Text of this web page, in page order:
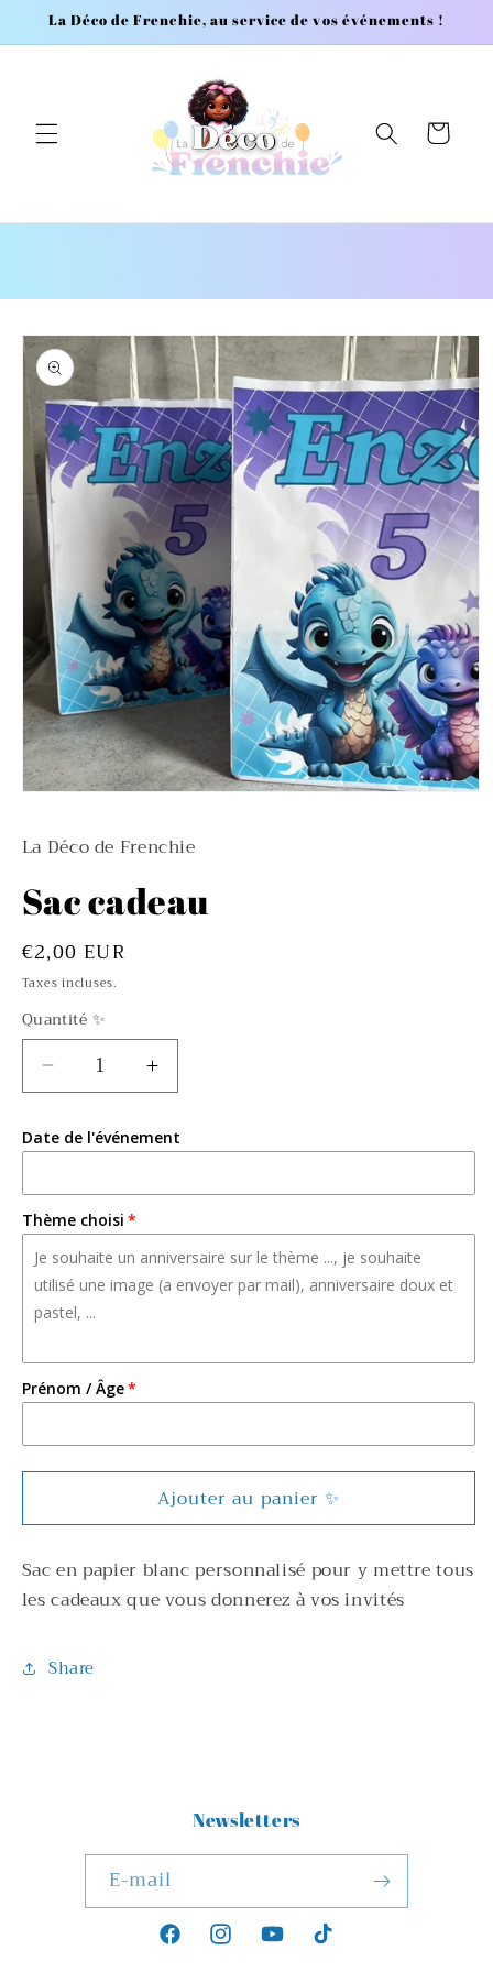
passer
au
La Déco de Frenchie, au service de vos événements !
Panier
Passer aux
informations
produits
1
fenêtre
modale
La Déco de Frenchie
Sac cadeau
Prix
habituel
€2,00 EUR
Taxes incluses.
Quantité ✨
Réduire
la
de
cadeau
Augmenter
la
de
cadeau
Date de l'événement
Thème choisi
Prénom / Âge
Ajouter au panier ✨️
Sac en papier blanc personnalisé pour y mettre tous
les cadeaux que vous donnerez à vos invités
Share
Newsletters
E-mail
FacebookInstagramYouTubeTikTok